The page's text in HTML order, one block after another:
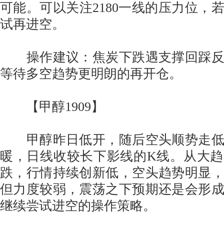
可能。可以关注2180一线的压力位，
试再进空。
操作建议：焦炭下跌遇支撑回踩反
等待多空趋势更明朗的再开仓。
【甲醇1909】
甲醇昨日低开，随后空头顺势走低
暖，日线收较长下影线的K线。从大
跌，行情持续创新低，空头趋势明显
但力度较弱，震荡之下预期还是会形
继续尝试进空的操作策略。